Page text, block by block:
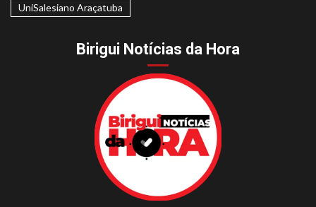
UniSalesiano Araçatuba
Birigui Notícias da Hora